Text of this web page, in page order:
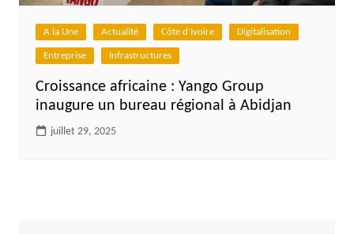
A la Une Actualité Côte d'Ivoire Digitalisation
Entreprise Infrastructures
Croissance africaine : Yango Group
inaugure un bureau régional à Abidjan
juillet 29, 2025